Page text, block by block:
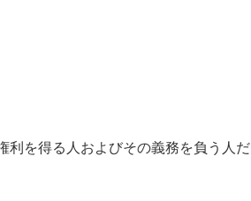
利を得る人およびその義務を負う人だ